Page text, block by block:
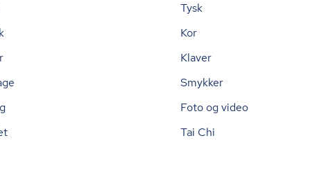
Tysk
Kor
Klaver
Smykker
Foto og video
Tai Chi